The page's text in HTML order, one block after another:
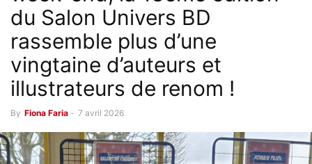
du Salon Univers BD
rassemble plus d’une
vingtaine d’auteurs et
illustrateurs de renom !
By Fiona Faria - 7 avril 2026